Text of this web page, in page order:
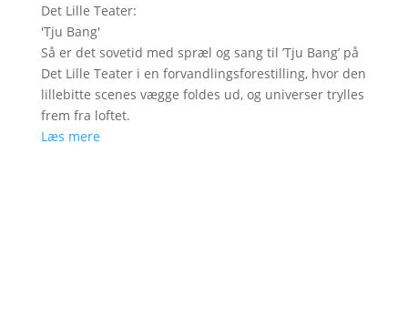
Det Lille Teater:
'Tju Bang'
Så er det sovetid med spræl og sang til ’Tju Bang’ på
Det Lille Teater i en forvandlingsforestilling, hvor den
lillebitte scenes vægge foldes ud, og universer trylles
frem fra loftet.
Læs mere